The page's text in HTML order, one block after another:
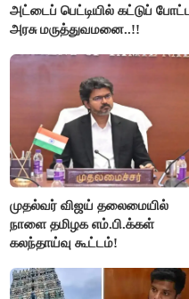
அட்டைப் பெட்டியில் கட்டுப் போட்ட
அரசு மருத்துவமனை..!!
முதல்வர் விஜய் தலைமையில்
நாளை தமிழக எம்.பி.க்கள்
கலந்தாய்வு கூட்டம்!